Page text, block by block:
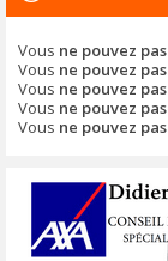
Vous ne pouvez pas
Vous ne pouvez pas
Vous ne pouvez pas
Vous ne pouvez pas
Vous ne pouvez pas